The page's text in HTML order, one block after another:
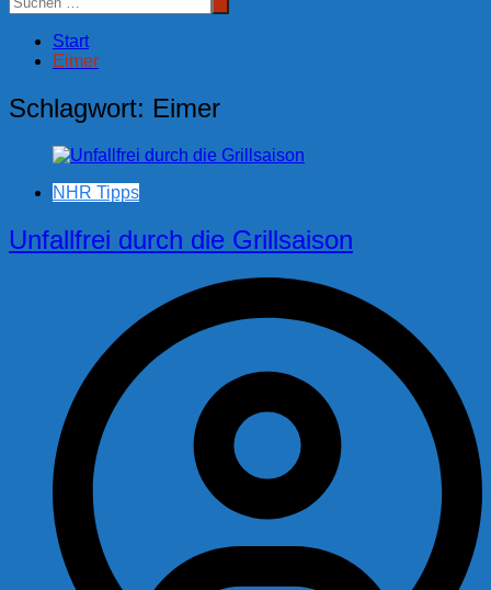
Start
Eimer
Schlagwort: Eimer
NHR Tipps
Unfallfrei durch die Grillsaison